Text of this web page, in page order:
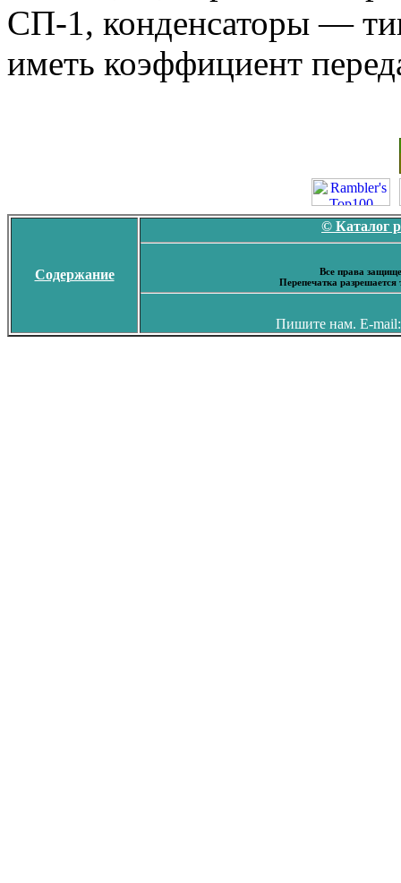
СП-1, конденсаторы —
иметь коэффициент
Содержание
© Каталог
Все права
Перепечатка
Пишите нам. E-